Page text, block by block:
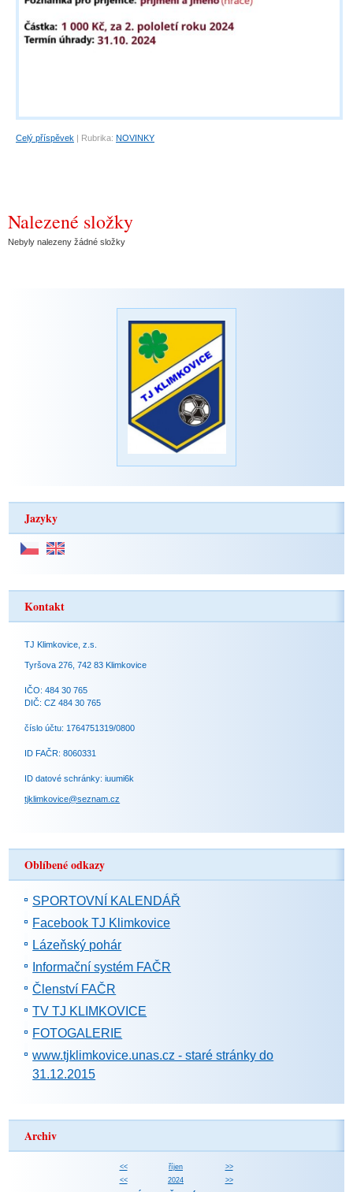
Celý příspěvek | Rubrika: NOVINKY
Nalezené složky
Nebyly nalezeny žádné složky
Jazyky
Kontakt
TJ Klimkovice, z.s.
Tyršova 276, 742 83 Klimkovice
IČO: 484 30 765
DIČ: CZ 484 30 765
číslo účtu: 1764751319/0800
ID FAČR: 8060331
ID datové schránky: iuumi6k
tjklimkovice@seznam.cz
Oblíbené odkazy
SPORTOVNÍ KALENDÁŘ
Facebook TJ Klimkovice
Lázeňský pohár
Informační systém FAČR
Členství FAČR
TV TJ KLIMKOVICE
FOTOGALERIE
www.tjklimkovice.unas.cz - staré stránky do
31.12.2015
Archiv
<< říjen
>>
<<
2024 >>